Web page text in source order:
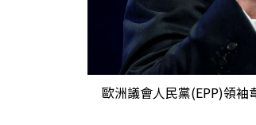
歐洲議會人民黨(EPP)領